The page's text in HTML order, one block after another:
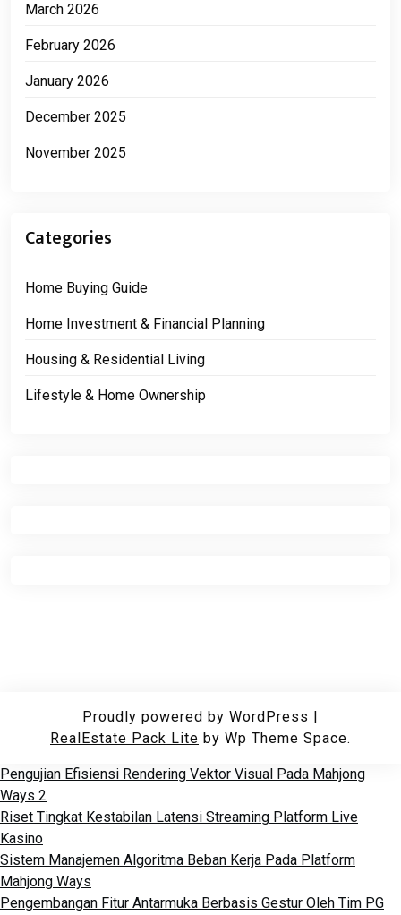
March 2026
February 2026
January 2026
December 2025
November 2025
Categories
Home Buying Guide
Home Investment & Financial Planning
Housing & Residential Living
Lifestyle & Home Ownership
Proudly powered by WordPress
RealEstate Pack Lite by Wp Theme Space.
Pengujian Efisiensi Rendering Vektor Visual Pada Mahjong
Ways 2
Riset Tingkat Kestabilan Latensi Streaming Platform Live
Kasino
Sistem Manajemen Algoritma Beban Kerja Pada Platform
Mahjong Ways
Pengembangan Fitur Antarmuka Berbasis Gestur Oleh Tim PG